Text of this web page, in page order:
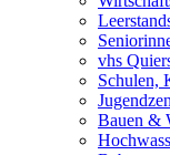
vhs
Schulen,
Bauen &